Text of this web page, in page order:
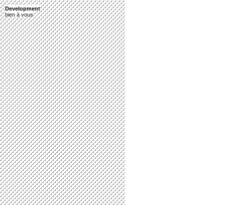
Development
bien à vous